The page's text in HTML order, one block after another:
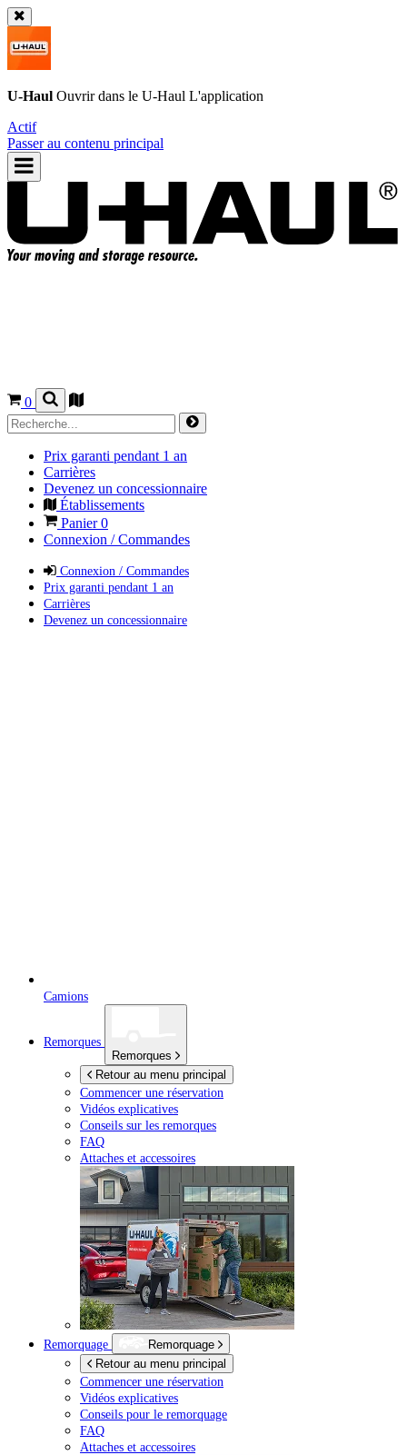
U-Haul Ouvrir dans le U-Haul L'application
Actif
Passer au contenu principal
0
Prix garanti pendant 1 an
Carrières
Devenez un concessionnaire
Établissements
Panier0
Connexion / Commandes
Connexion / Commandes
Prix garanti pendant 1 an
Carrières
Devenez un concessionnaire
Camions
Remorques
Remorques
Retour au menu principal
Commencer une réservation
Vidéos explicatives
Conseils sur les remorques
FAQ
Attaches et accessoires
Remorquage
Remorquage
Retour au menu principal
Commencer une réservation
Vidéos explicatives
Conseils pour le remorquage
FAQ
Attaches et accessoires